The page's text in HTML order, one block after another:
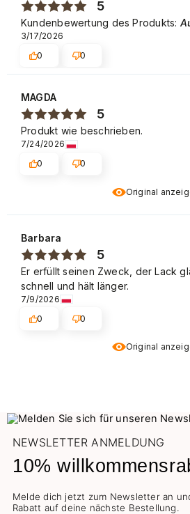
5
Kundenbewertung des Produkts:
3/17/2026
0
0
Original
MAGDA
5
Produkt wie beschrieben.
7/24/2026
0
0
Original
Barbara
5
Er erfüllt seinen Zweck, der Lack
schnell und hält länger.
7/9/2026
0
0
NEWSLETTER ANMELDUNG
10%
Melde dich jetzt zum Newsletter an
Rabatt auf deine nächste Bestellung.